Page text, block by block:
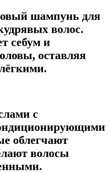
шампунь для
волос.
себум и
оставляя
с
облегчают
волосы